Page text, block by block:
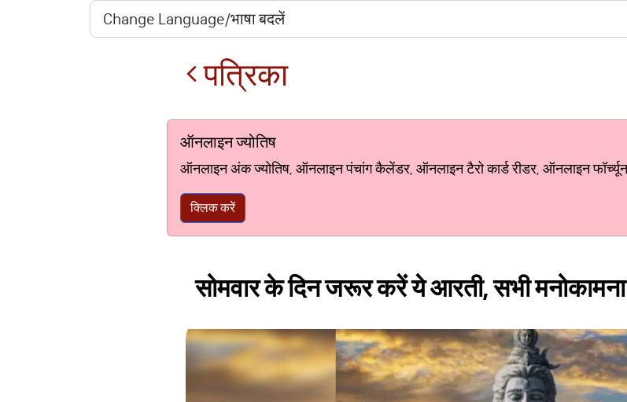
पत्रिका
ऑनलाइन ज्योतिष
ऑनलाइन अंक ज्योतिष, ऑनलाइन पंचांग कैलेंडर, ऑनलाइन टैरो कार्ड रीडर, ऑनलाइन
क्लिक करें
सोमवार के दिन जरूर करें ये आरती, सभी